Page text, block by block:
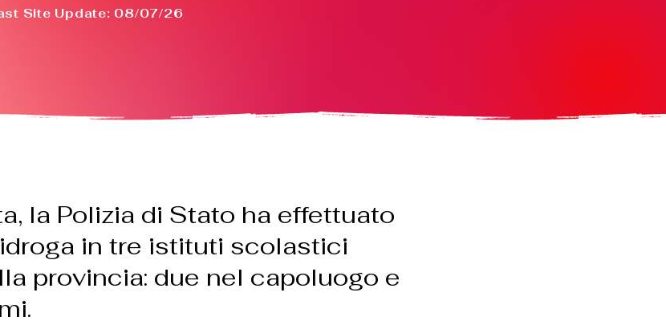
Site Update: 08/07/26
la Polizia di Stato ha effettuato
in tre istituti scolastici
provincia: due nel capoluogo e